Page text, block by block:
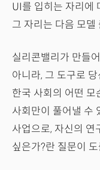
UI를 입히는 자리에
그 자리는 다음 모델
실리콘밸리가 만들
아니라, 그 도구로
한국 사회의 어떤 모
사회만이 풀어낼 수
사업으로, 자신의 연
싶은가?란 질문이